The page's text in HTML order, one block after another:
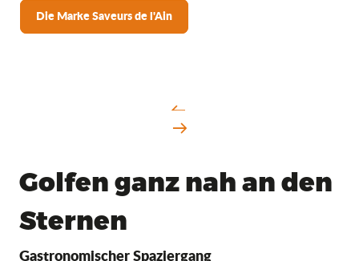
Die Marke Saveurs de l'Ain
Golfen ganz nah an den
Sternen
Gastronomischer Spaziergang